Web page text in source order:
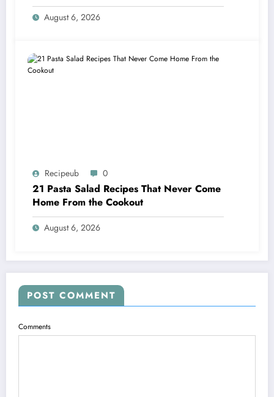
August 6, 2026
Recipeub 0
21 Pasta Salad Recipes That Never Come
Home From the Cookout
August 6, 2026
POST COMMENT
Comments